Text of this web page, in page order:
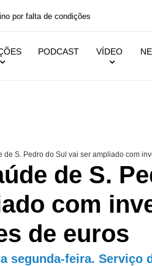
por falta de condições
PODCAST VÍDEO
de S. Pedro do Sul vai ser ampliado com
de S.
com
de euros
segunda-feira. Serviço